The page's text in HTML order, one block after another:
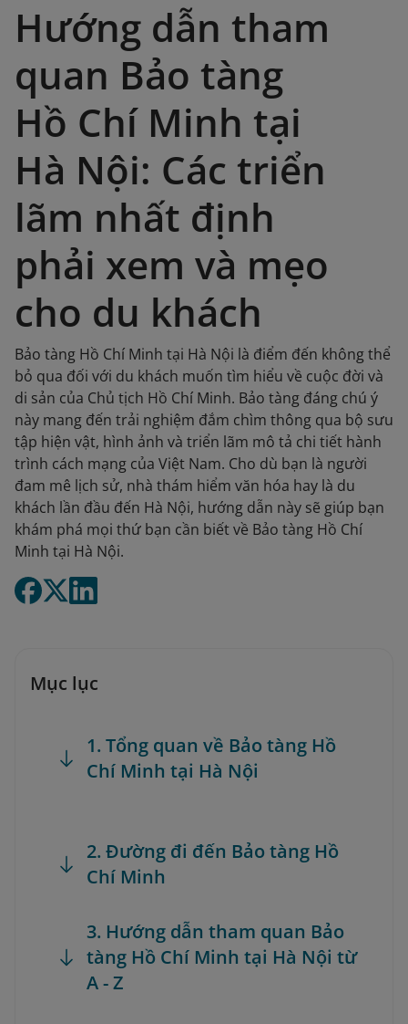
Hướng dẫn tham
quan Bảo tàng
Hồ Chí Minh tại
Hà Nội: Các triển
lãm nhất định
phải xem và mẹo
cho du khách
Bảo tàng Hồ Chí Minh tại Hà Nội là điểm đến không thể
bỏ qua đối với du khách muốn tìm hiểu về cuộc đời và
di sản của Chủ tịch Hồ Chí Minh. Bảo tàng đáng chú ý
này mang đến trải nghiệm đắm chìm thông qua bộ sưu
tập hiện vật, hình ảnh và triển lãm mô tả chi tiết hành
trình cách mạng của Việt Nam. Cho dù bạn là người
đam mê lịch sử, nhà thám hiểm văn hóa hay là du
khách lần đầu đến Hà Nội, hướng dẫn này sẽ giúp bạn
khám phá mọi thứ bạn cần biết về Bảo tàng Hồ Chí
Minh tại Hà Nội.
Mục lục
1. Tổng quan về Bảo tàng Hồ
Chí Minh tại Hà Nội
2. Đường đi đến Bảo tàng Hồ
Chí Minh
3. Hướng dẫn tham quan Bảo
tàng Hồ Chí Minh tại Hà Nội từ
A - Z